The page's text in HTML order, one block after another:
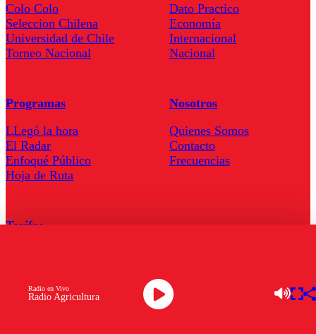
Radio Agricultura
Radio en Vivo
Colo Colo
Seleccion Chilena
Universidad de Chile
Torneo Nacional
Dato Practico
Economía
Internacional
Nacional
Programas
LLegó la hora
El Radar
Enfoqué Público
Hoja de Ruta
Nosotros
Quienes Somos
Contacto
Frecuencias
Tarifas